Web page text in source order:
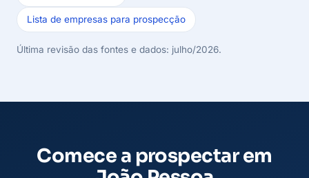
Lista de empresas para prospecção
Última revisão das fontes e dados: julho/2026.
Comece a prospectar em